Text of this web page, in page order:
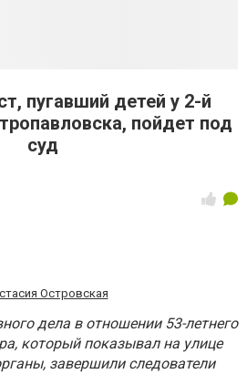
пугавший детей у 2-й
пойдет под
суд
Островская
дела в отношении 53-летнего
который показывал на улице
завершили следователи